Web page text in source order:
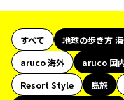
すべて 地球の歩き方
aruco 海外
aruco 国
Resort Style
島旅